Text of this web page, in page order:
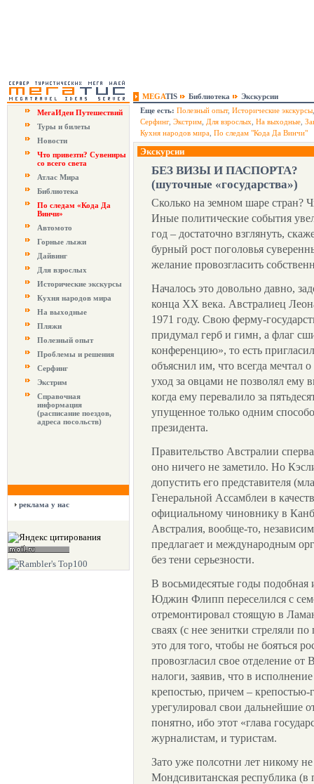
MEGATIS Библиотека
Экскурсии
МегаИдеи Путешествий
Туры и билеты
Новости
Что привезти? Сувениры
со всего света
Атлас Мира
Библиотека
По следам «Кода Да
Винчи»
Автомото
Горные лыжи
Дайвинг
Для взрослых
Исторические экскурсы
Кухня народов мира
На выходные
Пляжи
Полезный опыт
Проблемы и решения
Серфинг
Экстрим
Справочная
информация
(расписание поездов,
адреса посольств)
реклама у нас
Еще есть: Полезный опыт, Исторические экскурсы
Серфинг, Экстрим Для взрослых На выходные
Кухня народов мира По следам "Кода Да Винчи"
Экскурсии
БЕЗ ВИЗЫ И ПАСПОРТА?
(шуточные «государства»)
Сколько на земном шаре стран?
Иные политические события
год – достаточно взглянуть,
бурный рост поголовья
желание провозгласить
Началось это довольно давно,
конца ХХ века. Австралиец
1971 году. Свою ферму-
придумал герб и гимн, а флаг
конференцию», то есть
объяснил им, что всегда мечтал о
уход за овцами не позволял ему
когда ему перевалило за
упущенное только одним
президента.
Правительство Австралии
оно ничего не заметило. Но
допустить его представителя
Генеральной Ассамблеи в
официальному чиновнику в
Австралия, вообще-то,
предлагает и международным
без тени серьезности.
В восьмидесятые годы
Юджин Флипп переселился с
отремонтировал стоящую в
сваях (с нее зенитки стреляли
это для того, чтобы не бояться
провозгласил свое отделение от
налоги, заявив, что в
крепостью, причем –
урегулировал свои дальнейшие
понятно, ибо этот «глава
журналистам, и туристам.
Зато уже полсотни лет никому не
Мондсивитанская республика (в